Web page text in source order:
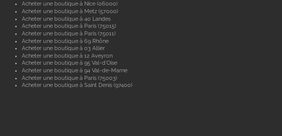
Acheter une boutique à Nice (06000)
Acheter une boutique à Metz (57000)
Acheter une boutique à 40 Landes
Acheter une boutique à Paris (75015)
Acheter une boutique à Paris (75011)
Acheter une boutique à 69 Rhône
Acheter une boutique à 03 Allier
Acheter une boutique à 12 Aveyron
Acheter une boutique à 95 Val-d'Oise
Acheter une boutique à 94 Val-de-Marne
Acheter une boutique à Paris (75003)
Acheter une boutique à Saint Denis (97400)